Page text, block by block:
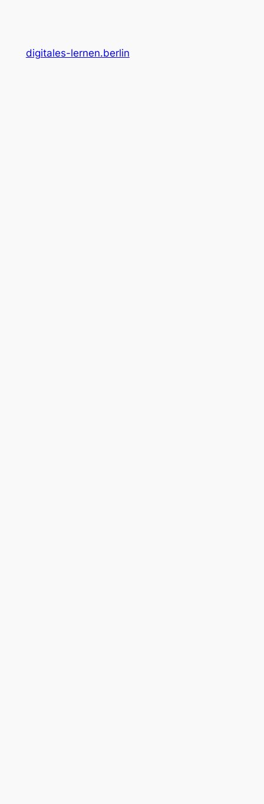
digitales-lernen.berlin